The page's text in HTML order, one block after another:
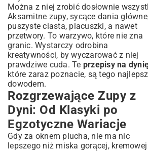
Jak zrobić dżem dyniowy z nutą
pomarańczy i cynamonu?
Pikantna dynia marynowana –
dodatek do dań mięsnych
Puree dyniowe – baza do wielu
na jesień i zimę
Fit i Zdrowe Przepisy z Dynią: Lekko,
Smacznie i Odżywczo
Sałatka z pieczoną dynią, rukolą i kozim
serem – lekki lunch
Dyniowe bowl z kaszą i warzywami –
pełnowartościowy posiłek
Dietetyczny gulasz dyniowy z
sycący i niskokaloryczny
Można z niej zrobić dosłownie
Aksamitne zupy, sycące dania
puszyste ciasta, placuszki, a nawet
przetwory. To warzywo, które nie zna
granic. Wystarczy odrobina
kreatywności, by wyczarować z niej
prawdziwe cuda. Te przepisy na
które zaraz poznacie, są tego
dowodem.
Rozgrzewające Zupy z
Dyni: Od Klasyki po
Egzotyczne Wariacje
Gdy za oknem plucha, nie ma nic
lepszego niż miska gorącej, kremowej